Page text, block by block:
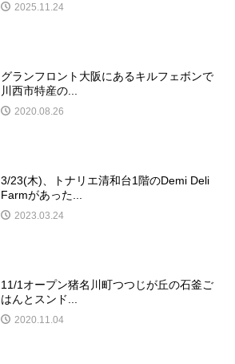
2025.11.24
グランフロント大阪にあるキルフェボンで
川西市特産の...
2020.08.26
3/23(木)、トナリエ清和台1階のDemi Deli
Farmがあった...
2023.03.24
11/1オープン猪名川町つつじが丘の石釜ご
はんとスンド...
2020.11.04